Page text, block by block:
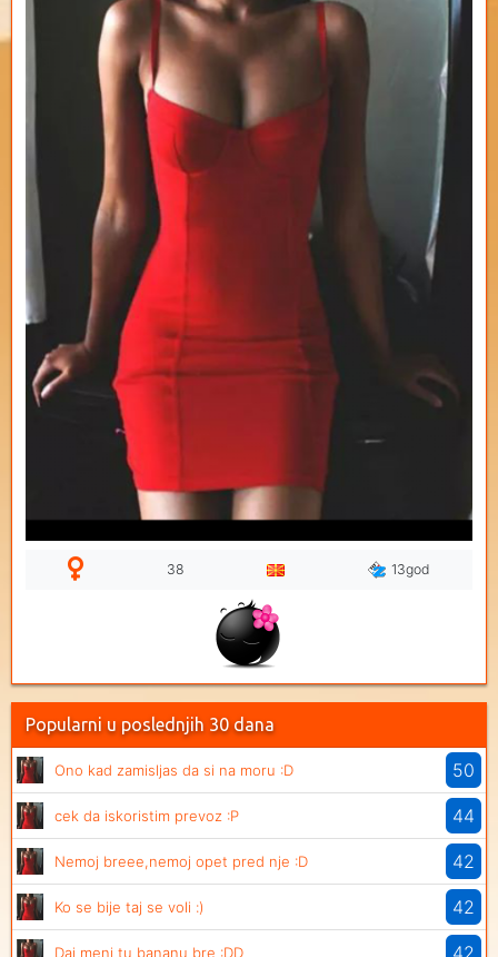
38 13god
Popularni u poslednjih 30 dana
Ono kad zamisljas da si na moru :D 50
cek da iskoristim prevoz :P 44
Nemoj breee,nemoj opet pred nje :D 42
Ko se bije taj se voli :) 42
Daj meni tu bananu bre :DD 42